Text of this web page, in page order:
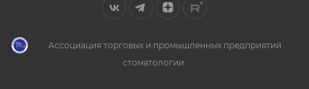
Ассоциация торговых и промышленных предприятий
стоматологии.